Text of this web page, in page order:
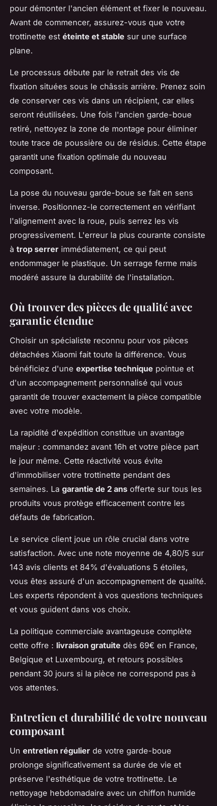
pour démonter l'ancien élément et fixer le nouveau.
Avant de commencer, assurez-vous que votre
trottinette est éteinte et stable sur une surface
plane.
Le processus débute par le retrait des vis de
fixation situées sous le châssis arrière. Prenez soin
de conserver ces vis dans un récipient, car elles
seront réutilisées. Une fois l'ancien garde-boue
retiré, nettoyez la zone de montage pour éliminer
toute trace de poussière ou de résidus. Cette étape
garantit une fixation optimale du nouveau
composant.
La pose du nouveau garde-boue se fait en sens
inverse. Positionnez-le correctement en vérifiant
l'alignement avec la roue, puis serrez les vis
progressivement. L'erreur la plus courante consiste
à trop serrer immédiatement, ce qui peut
endommager le plastique. Un serrage ferme mais
modéré assure la durabilité de l'installation.
Où trouver des pièces de qualité avec
garantie étendue
Choisir un spécialiste reconnu pour vos pièces
détachées Xiaomi fait toute la différence. Vous
bénéficiez d'une expertise technique pointue et
d'un accompagnement personnalisé qui vous
garantit de trouver exactement la pièce compatible
avec votre modèle.
La rapidité d'expédition constitue un avantage
majeur : commandez avant 16h et votre pièce part
le jour même. Cette réactivité vous évite
d'immobiliser votre trottinette pendant des
semaines. La garantie de 2 ans offerte sur tous les
produits vous protège efficacement contre les
défauts de fabrication.
Le service client joue un rôle crucial dans votre
satisfaction. Avec une note moyenne de 4,80/5 sur
143 avis clients et 84% d'évaluations 5 étoiles,
vous êtes assuré d'un accompagnement de qualité.
Les experts répondent à vos questions techniques
et vous guident dans vos choix.
La politique commerciale avantageuse complète
cette offre : livraison gratuite dès 69€ en France,
Belgique et Luxembourg, et retours possibles
pendant 30 jours si la pièce ne correspond pas à
vos attentes.
Entretien et durabilité de votre nouveau
composant
Un entretien régulier de votre garde-boue
prolonge significativement sa durée de vie et
préserve l'esthétique de votre trottinette. Le
nettoyage hebdomadaire avec un chiffon humide